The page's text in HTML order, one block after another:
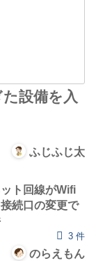
設備を入
ふじふじ太
ト回線がWifi
続口の変更で
3 件
のらえもん